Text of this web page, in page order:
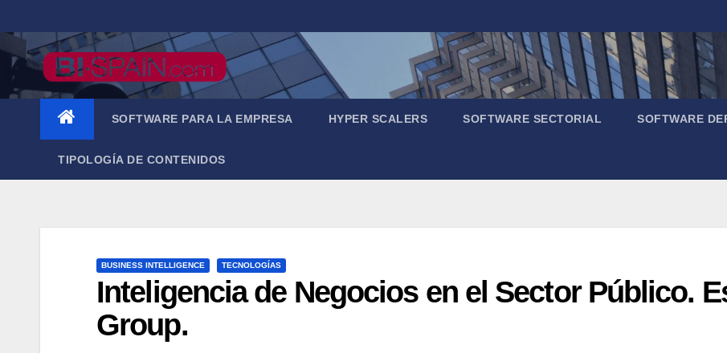
al
contenido
SOFTWARE PARA LA EMPRESA HYPER SCALERS SOFTWARE SECTORIAL SOFTWARE
TIPOLOGÍA DE CONTENIDOS
BUSINESS INTELLIGENCE TECNOLOGÍAS
Inteligencia de Negocios en el Sector Público.
Group.